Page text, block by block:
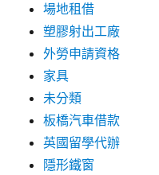
場地租借
塑膠射出工廠
外勞申請資格
家具
未分類
板橋汽車借款
英國留學代辦
隱形鐵窗